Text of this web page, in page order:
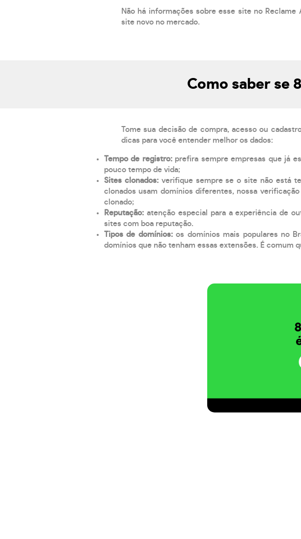
Não há informações sobre esse site no
site novo no mercado.
Como saber se
Tome sua decisão de compra, acesso ou
dicas para você entender melhor os dados:
Tempo de registro: prefira sempre empresas que já
pouco tempo de vida;
Sites clonados: verifique sempre se o site não está
clonados usam domínios diferentes, nossa
clonado;
Reputação: atenção especial para a experiência de
sites com boa reputação.
Tipos de domínios:os domínios mais populares no
domínios que não tenham essas extensões. É comum